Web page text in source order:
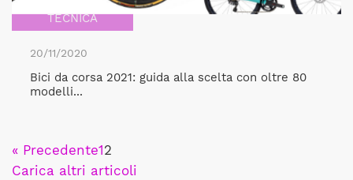
TECNICA
20/11/2020
Bici da corsa 2021: guida alla scelta con oltre 80
modelli...
« Precedente12
Carica altri articoli